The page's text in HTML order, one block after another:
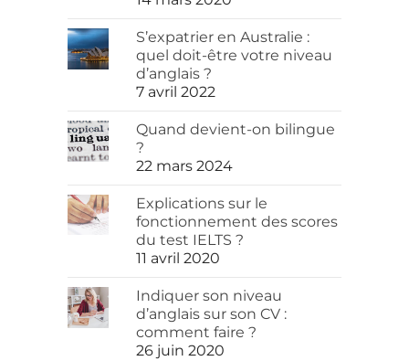
S’expatrier en Australie :
quel doit-être votre niveau
d’anglais ?
7 avril 2022
Quand devient-on bilingue
?
22 mars 2024
Explications sur le
fonctionnement des scores
du test IELTS ?
11 avril 2020
Indiquer son niveau
d’anglais sur son CV :
comment faire ?
26 juin 2020